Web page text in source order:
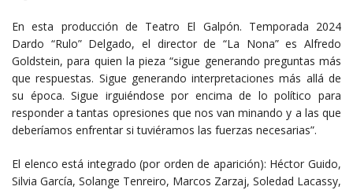
En esta producción de Teatro El Galpón. Temporada 2024
Dardo “Rulo” Delgado, el director de “La Nona” es Alfredo
Goldstein, para quien la pieza “sigue generando preguntas más
que respuestas. Sigue generando interpretaciones más allá de
su época. Sigue irguiéndose por encima de lo político para
responder a tantas opresiones que nos van minando y a las que
deberíamos enfrentar si tuviéramos las fuerzas necesarias”.
El elenco está integrado (por orden de aparición): Héctor Guido,
Silvia García, Solange Tenreiro, Marcos Zarzaj, Soledad Lacassy,